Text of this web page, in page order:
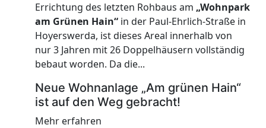
Errichtung des letzten Rohbaus am „Wohnpark
am Grünen Hain“ in der Paul-Ehrlich-Straße in
Hoyerswerda, ist dieses Areal innerhalb von
nur 3 Jahren mit 26 Doppelhäusern vollständig
bebaut worden. Da die...
Neue Wohnanlage „Am grünen Hain“
ist auf den Weg gebracht!
Mehr erfahren